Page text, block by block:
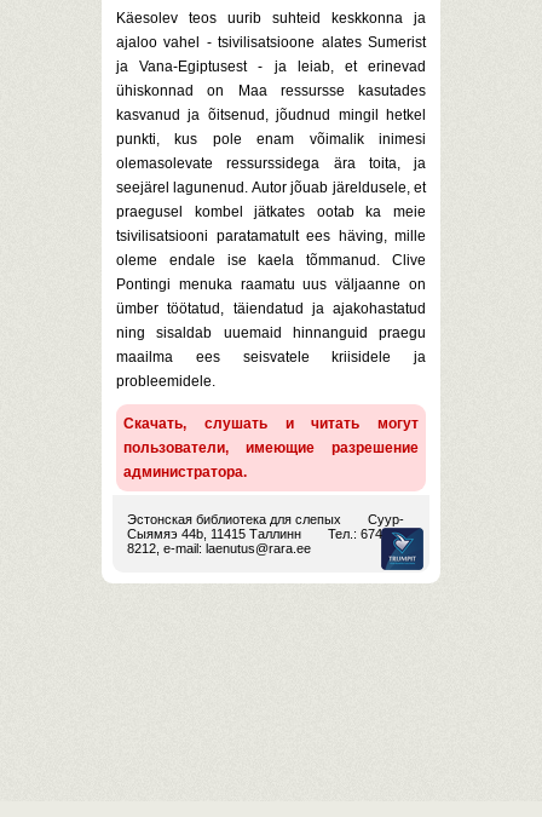
Käesolev teos uurib suhteid keskkonna ja
ajaloo vahel - tsivilisatsioone alates Sumerist
ja Vana-Egiptusest - ja leiab, et erinevad
ühiskonnad on Maa ressursse kasutades
kasvanud ja õitsenud, jõudnud mingil hetkel
punkti, kus pole enam võimalik inimesi
olemasolevate ressurssidega ära toita, ja
seejärel lagunenud. Autor jõuab järeldusele, et
praegusel kombel jätkates ootab ka meie
tsivilisatsiooni paratamatult ees häving, mille
oleme endale ise kaela tõmmanud. Clive
Pontingi menuka raamatu uus väljaanne on
ümber töötatud, täiendatud ja ajakohastatud
ning sisaldab uuemaid hinnanguid praegu
maailma ees seisvatele kriisidele ja
probleemidele.
Скачать, слушать и читать могут
пользователи, имеющие разрешение
администратора.
Эстонская библиотека для слепых
Суур-
Сыямяэ 44b, 11415 Таллинн
Тел.: 674
8212, e-mail: laenutus@rara.ee